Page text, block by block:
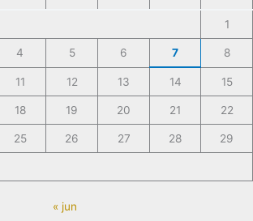
1
4 5 6 7 8
11 12 13 14 15
18 19 20 21 22
25 26 27 28 29
« jun